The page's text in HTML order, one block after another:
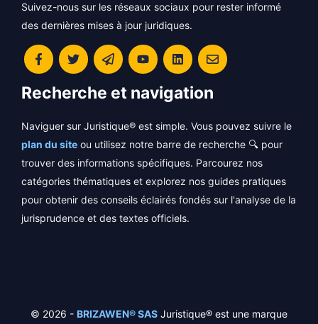
Suivez-nous sur les réseaux sociaux pour rester informé
des dernières mises à jour juridiques.
Recherche et navigation
Naviguer sur Juristique® est simple. Vous pouvez suivre le
plan du site ou utilisez notre barre de recherche 🔍 pour
trouver des informations spécifiques. Parcourez nos
catégories thématiques et explorez nos guides pratiques
pour obtenir des conseils éclairés fondés sur l'analyse de la
jurisprudence et des textes officiels.
© 2026 - BRIZAWEN® SAS Juristique® est une marque